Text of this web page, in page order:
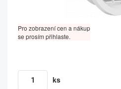
Pro zobrazení cen a nákup
se prosím přihlaste.
ks